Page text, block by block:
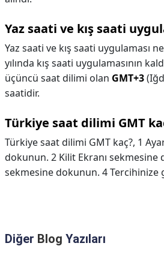
Yaz saati ve kış saati
Yaz saati ve kış saati uygulaması
yılında kış saati uygulamasının
üçüncü saat dilimi olan GMT+3
saatidir.
Türkiye saat dilimi GMT
Türkiye saat dilimi GMT kaç?, 1
dokunun. 2 Kilit Ekranı sekmesine
sekmesine dokunun. 4 Tercihinize
Diğer Blog Yazıları